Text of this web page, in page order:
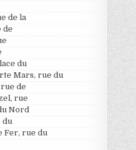
de la
de
du
Mars, rue du
de
rue
Nord
du
Fer, rue du